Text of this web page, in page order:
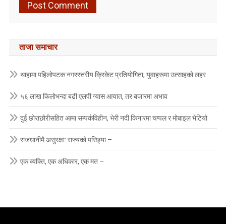
ताजा समाचार
थाहामा पहिलोपटक नगरस्तरीय क्रिकेट प्रतियोगिता, युवाहरूमा उत्साहको लहर
५६ लाख किलोभन्दा बढी एलपी ग्यास आयात, तर बजारमा अभाव
दुई छोराछोरीसहित आमा सम्पर्कविहीन, भेरी नदी किनारमा चप्पल र मोबाइल भेटियो
राजधानीमै असुरक्षा: राज्यको परिछ्या –
एक व्यक्ति, एक अधिकार, एक मत –